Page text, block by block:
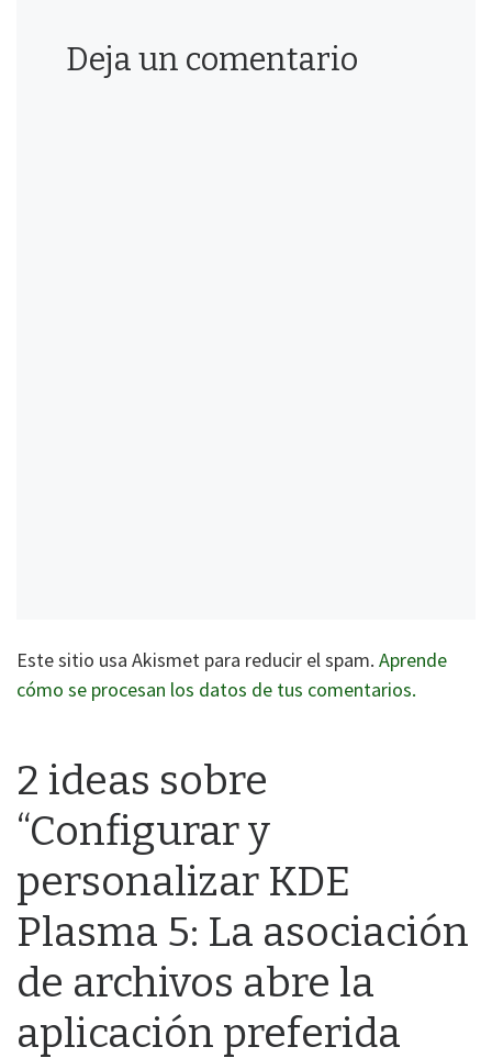
Deja un comentario
Este sitio usa Akismet para reducir el spam. Aprende
cómo se procesan los datos de tus comentarios.
2 ideas sobre
“Configurar y
personalizar KDE
Plasma 5: La asociación
de archivos abre la
aplicación preferida